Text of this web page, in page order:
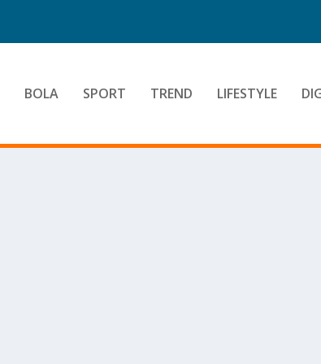
BOLA SPORT TREND LIFESTYLE